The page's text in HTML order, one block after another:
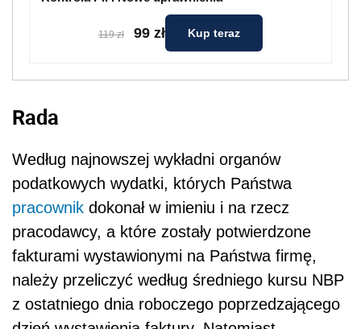
119 zł 99 zł Kup teraz
Rada
Według najnowszej wykładni organów
podatkowych wydatki, których Państwa
pracownik dokonał w imieniu i na rzecz
pracodawcy, a które zostały potwierdzone
fakturami wystawionymi na Państwa firmę,
należy przeliczyć według średniego kursu NBP
z ostatniego dnia roboczego poprzedzającego